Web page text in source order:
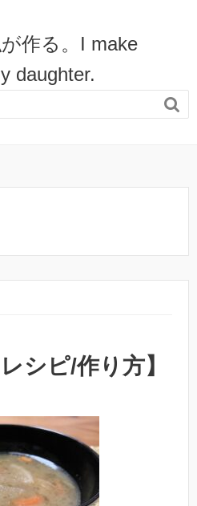
作る。I make
daughter.

シピ/作り方】